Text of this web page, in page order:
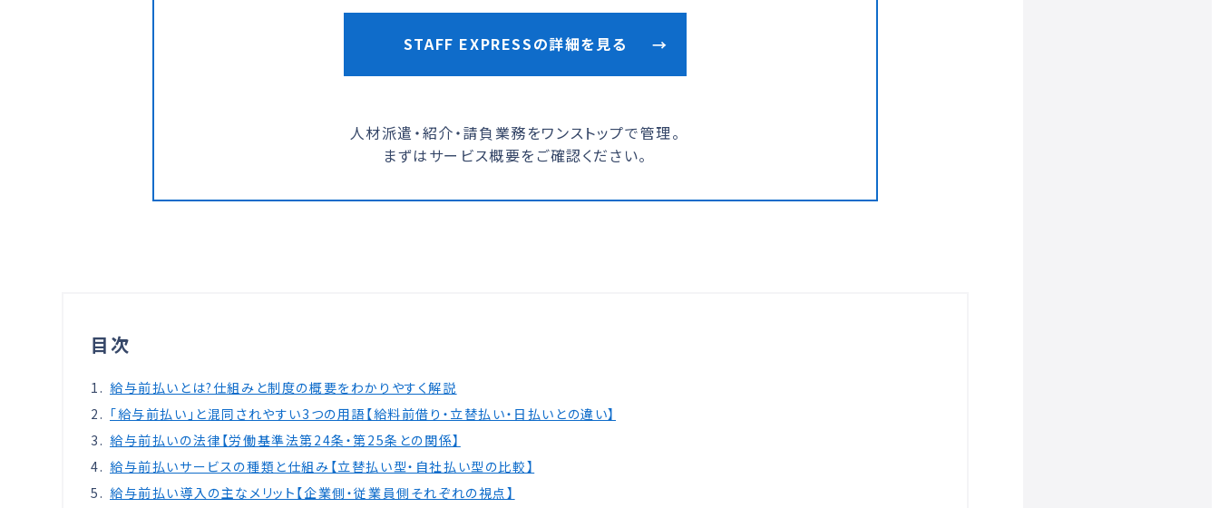
STAFF EXPRESSの詳細を見る →
人材派遣・紹介・請負業務をワンストップで管理。
まずはサービス概要をご確認ください。
目次
給与前払いとは?仕組みと制度の概要をわかりやすく解説
「給与前払い」と混同されやすい3つの用語【給料前借り・立替払い・日払いとの違い】
給与前払いの法律【労働基準法第24条・第25条との関係】
給与前払いサービスの種類と仕組み【立替払い型・自社払い型の比較】
給与前払い導入の主なメリット【企業側・従業員側それぞれの視点】